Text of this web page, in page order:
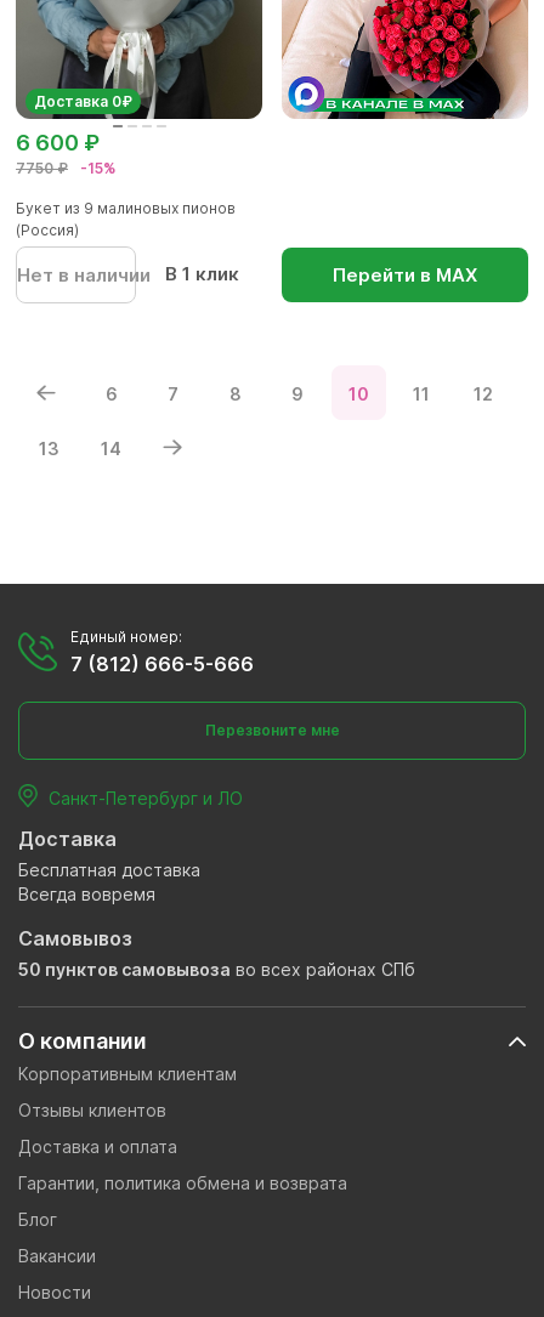
Доставка 0₽
7750 ₽ -15%
6 600 ₽
Букет из 9 малиновых пионов
(Россия)
Нет в наличии В 1 клик Перейти в МАХ
6 7 8 9 10 11 12
13 14
О компании
Корпоративным клиентам
Отзывы клиентов
Доставка и оплата
Гарантии, политика обмена и возврата
Блог
Вакансии
Новости
Единый номер:
7 (812) 666-5-666
Перезвоните мне
Санкт-Петербург и ЛО
Доставка
Бесплатная доставка
Всегда вовремя
Самовывоз
50 пунктов самовывоза во всех районах СПб